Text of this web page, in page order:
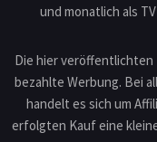
und monatlich als
Die hier veröffentlichten
bezahlte Werbung. Bei
handelt es sich um
erfolgten Kauf eine